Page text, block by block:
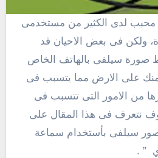
ولكن فى بعض الاحيان قد
صورة سيلفى بالهاتف الخاص
على الارض مما يتسبب فى
من الامور التى تتسبب فى
نتعرف فى هذا المقال على
سيلفى بأستخدام سماعة
” .